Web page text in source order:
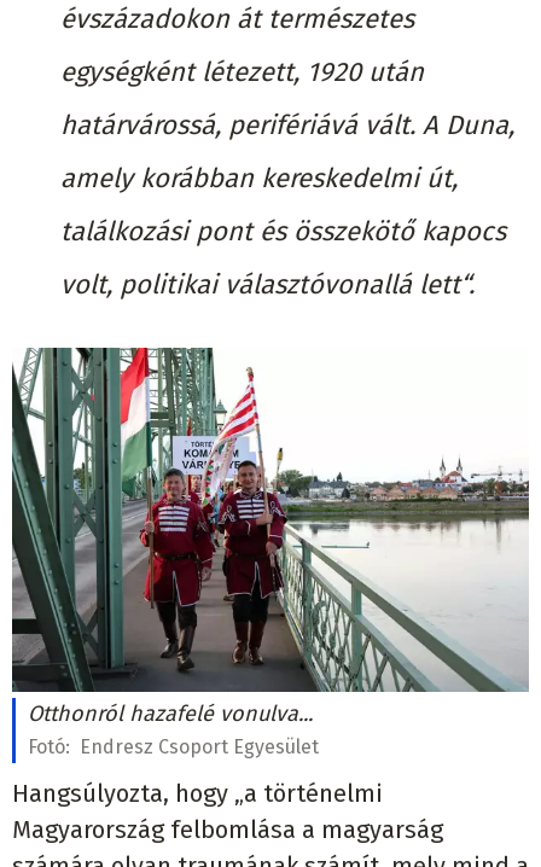
évszázadokon át természetes
egységként létezett, 1920 után
határvárossá, perifériává vált. A Duna,
amely korábban kereskedelmi út,
találkozási pont és összekötő kapocs
volt, politikai választóvonallá lett“.
Otthonról hazafelé vonulva...
Fotó: Endresz Csoport Egyesület
Hangsúlyozta, hogy „a történelmi
Magyarország felbomlása a magyarság